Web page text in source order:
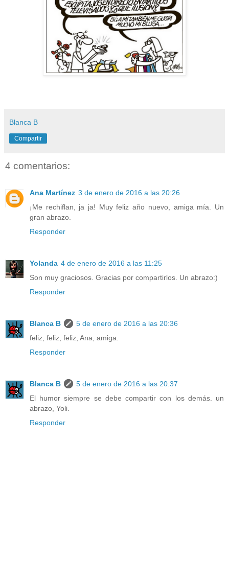
Blanca B
Compartir
4 comentarios:
Ana Martínez 3 de enero de 2016 a las 20:26
¡Me rechiflan, ja ja! Muy feliz año nuevo, amiga mía. Un
gran abrazo.
Responder
Yolanda 4 de enero de 2016 a las 11:25
Son muy graciosos. Gracias por compartirlos. Un abrazo:)
Responder
Blanca B
5 de enero de 2016 a las 20:36
feliz, feliz, feliz, Ana, amiga.
Responder
Blanca B
5 de enero de 2016 a las 20:37
El humor siempre se debe compartir con los demás. un
abrazo, Yoli.
Responder